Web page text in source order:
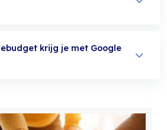
krijg je met Google